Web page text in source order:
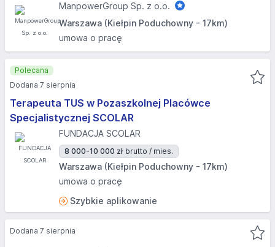
ManpowerGroup Sp. z o.o.
Warszawa (Kiełpin Poduchowny - 17km)
umowa o pracę
Terapeuta TUS w Pozaszkolnej Placówce
Specjalistycznej SCOLAR
FUNDACJA SCOLAR
8 000-10 000 zł brutto / mies.
Warszawa (Kiełpin Poduchowny - 17km)
umowa o pracę
Szybkie aplikowanie
Polecana
Dodana 7 sierpnia
Dodana 7 sierpnia